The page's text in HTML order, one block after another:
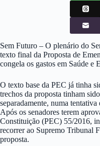
Sem Futuro – O plenário do
texto final da Proposta de
congela os gastos em Saúde e
O texto base da PEC já tinha
trechos da proposta tinham
separadamente, numa
Após os senadores terem
Constituição (PEC) 55/2016,
recorrer ao Supremo Tribunal
proposta.